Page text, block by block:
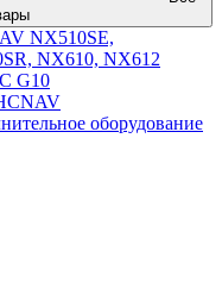
NX510SE,
NX610, NX612
G10
оборудование